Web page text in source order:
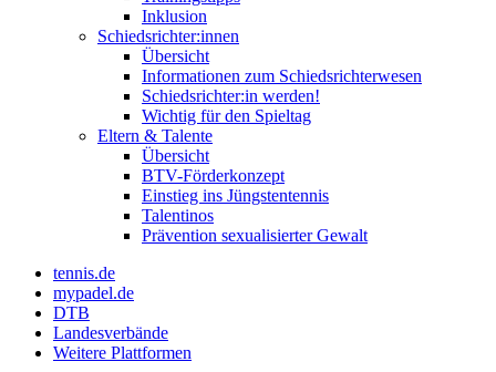
Inklusion
Schiedsrichter:innen
Übersicht
Informationen zum Schiedsrichterwesen
Schiedsrichter:in werden!
Wichtig für den Spieltag
Eltern & Talente
Übersicht
BTV-Förderkonzept
Einstieg ins Jüngstentennis
Talentinos
Prävention sexualisierter Gewalt
tennis.de
mypadel.de
DTB
Landesverbände
Weitere Plattformen